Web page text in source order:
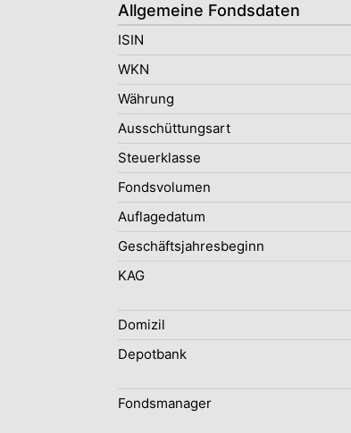
Allgemeine Fondsdaten
ISIN
WKN
Währung
Ausschüttungsart
Steuerklasse
Fondsvolumen
Auflagedatum
Geschäftsjahresbeginn
KAG
Domizil
Depotbank
Fondsmanager